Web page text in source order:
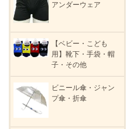
アンダーウェア
【ベビー・こども
用】靴下・手袋・帽
子・その他
ビニール傘・ジャン
プ傘・折傘